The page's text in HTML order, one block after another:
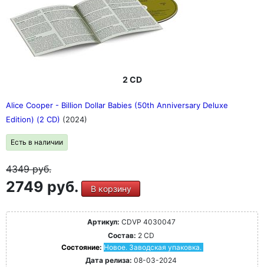
2 CD
Alice Cooper - Billion Dollar Babies (50th Anniversary Deluxe
Edition) (2 CD) (2024)
Есть в наличии
4349руб.
2749 руб. В корзину
Артикул: CDVP 4030047
Состав: 2 CD
Состояние: Новое. Заводская упаковка.
Дата релиза: 08-03-2024